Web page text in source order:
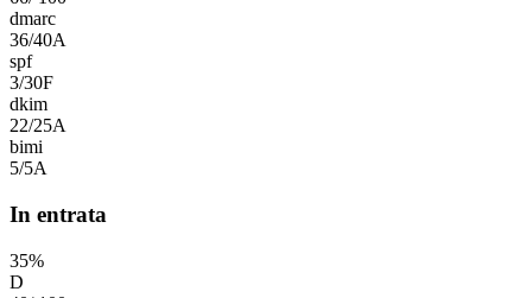
dmarc
36/40A
spf
3/30F
dkim
22/25A
bimi
5/5A
In entrata
35%
D